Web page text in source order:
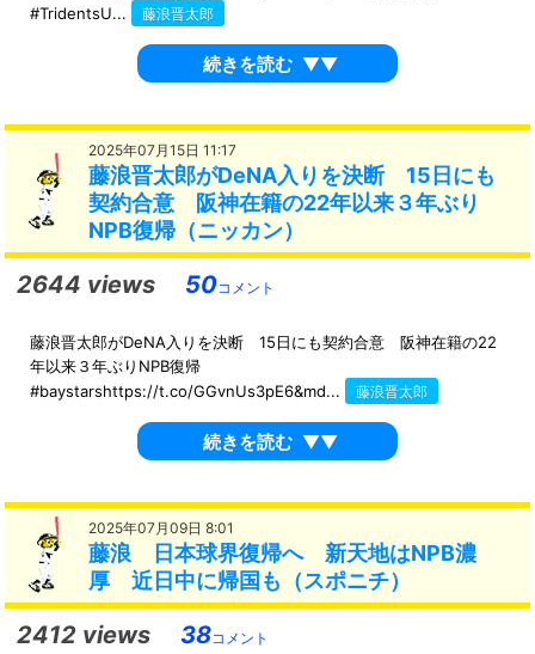
#TridentsU...
藤浪晋太郎
続きを読む ▼▼
2025年07月15日 11:17
藤浪晋太郎がDeNA入りを決断 15日にも
契約合意 阪神在籍の22年以来３年ぶり
NPB復帰（ニッカン）
2644 views 50コメント
藤浪晋太郎がDeNA入りを決断 15日にも契約合意 阪神在籍の22
年以来３年ぶりNPB復帰
#baystarshttps://t.co/GGvnUs3pE6&md...
藤浪晋太郎
続きを読む ▼▼
2025年07月09日 8:01
藤浪 日本球界復帰へ 新天地はNPB濃
厚 近日中に帰国も（スポニチ）
2412 views 38コメント